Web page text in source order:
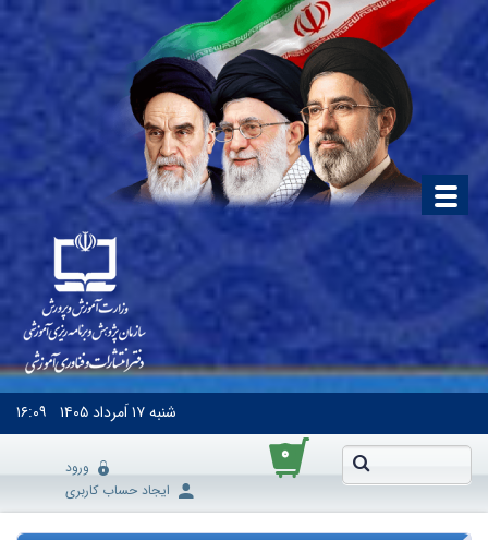
شنبه۱۷ اَمرداد ۱۴۰۵ ۱۶:۰۹
۰
ورود
ایجاد حساب کاربری